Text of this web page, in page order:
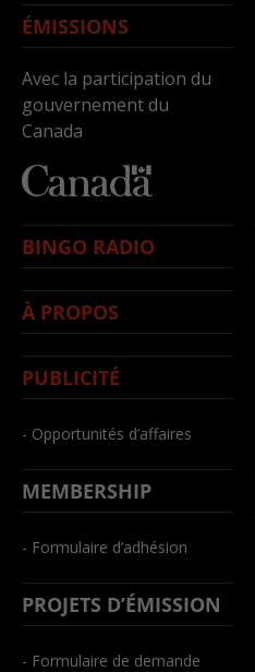
ÉMISSIONS
Avec la participation du
gouvernement du
Canada
BINGO RADIO
À PROPOS
PUBLICITÉ
- Opportunités d’affaires
MEMBERSHIP
- Formulaire d’adhésion
PROJETS D’ÉMISSION
- Formulaire de demande